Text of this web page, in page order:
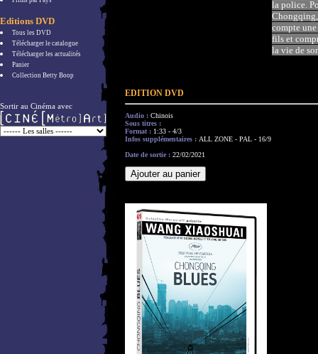
Editions DVD
Tous les DVD
Télécharger le catalogue
Télécharger les actualités
Panier
Collection Betty Boop
Sortir au Cinéma avec
la police.
compte
fils et
la vie de
EDITION DVD
Audio : Chinois
Sous titres :
Format : 1:33 - 4/3
Infos supplémentaires : ALL ZONE - PAL - 16/9
Date de sortie : 22/02/2021